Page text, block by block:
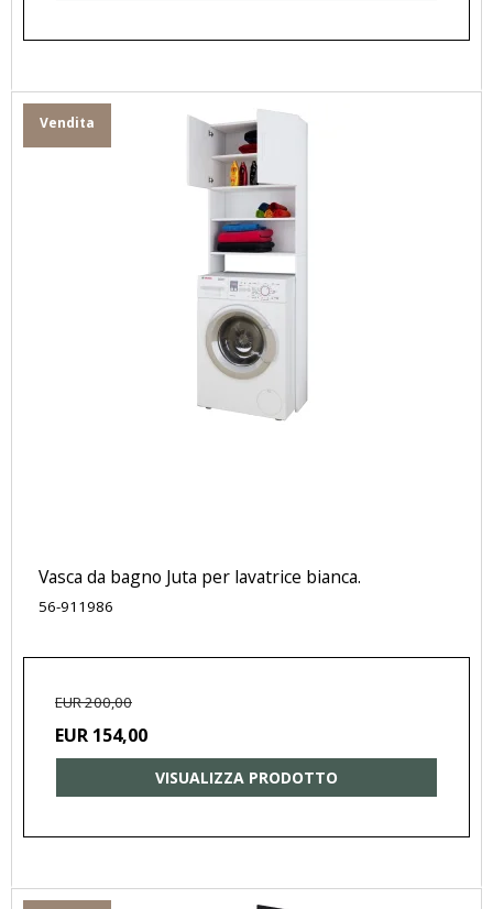
Vendita
Vasca da bagno Juta per lavatrice bianca.
56-911986
EUR 200,00
EUR 154,00
VISUALIZZA PRODOTTO